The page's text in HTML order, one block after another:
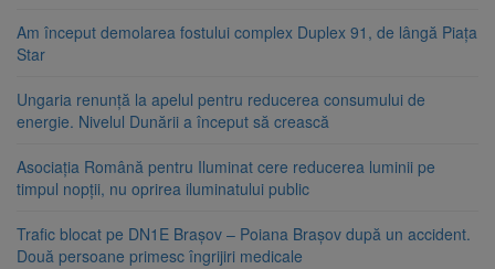
Am început demolarea fostului complex Duplex 91, de lângă Piața
Star
Ungaria renunță la apelul pentru reducerea consumului de
energie. Nivelul Dunării a început să crească
Asociația Română pentru Iluminat cere reducerea luminii pe
timpul nopții, nu oprirea iluminatului public
Trafic blocat pe DN1E Brașov – Poiana Brașov după un accident.
Două persoane primesc îngrijiri medicale